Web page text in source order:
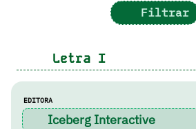
Filtrar
Letra I
EDITORA
Iceberg Interactive